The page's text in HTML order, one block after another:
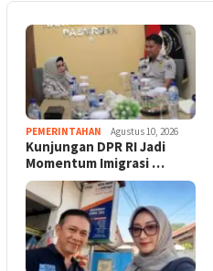
PEMERINTAHAN Agustus 10, 2026
Kunjungan DPR RI Jadi
Momentum Imigrasi …